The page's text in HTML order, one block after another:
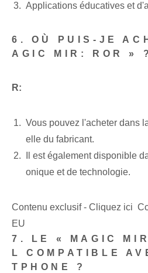
Applications éducatives et
6. OÙ PUIS-JE
AGIC MIR:‍ ROR » ?
R:
Vous pouvez l'acheter dans
elle du fabricant.
Il est également disponible
onique et de technologie.
Contenu exclusif - Cliquez ici
EU
7. LE « MAGIC
L COMPATIBLE
TPHONE ?